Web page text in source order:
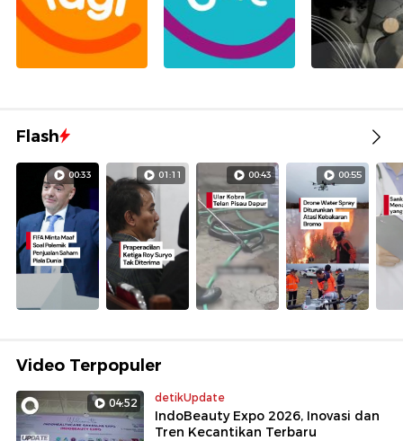
Flash
00:33 01:11 00:43 00:55
Video Terpopuler
04:52 detikUpdate
IndoBeauty Expo 2026, Inovasi dan
Tren Kecantikan Terbaru